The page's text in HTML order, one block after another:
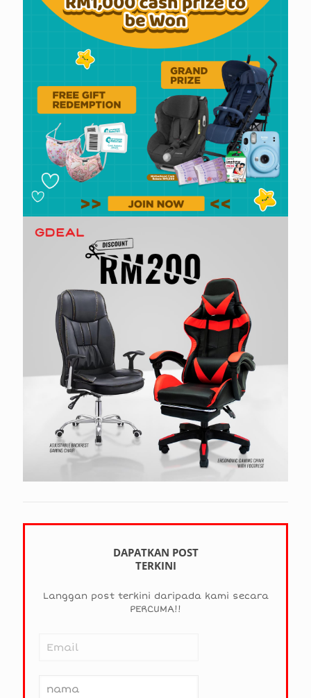
DAPATKAN POST
TERKINI
Langgan post terkini daripada kami secara
PERCUMA!!